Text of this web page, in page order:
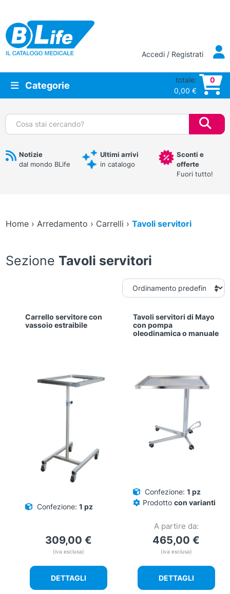
Vai al contenuto principale
Accedi / Registrati
Categorie
totale:
0,00 €
0
Cerca:
Notizie
dal mondo BLife
Ultimi arrivi
in catalogo
Sconti e
offerte
Fuori tutto!
Home› Arredamento › Carrelli › Tavoli servitori
Sezione Tavoli servitori
Carrello servitore con
vassoio estraibile
Confezione: 1 pz
309,00 €
(iva esclusa)
DETTAGLI
Tavoli servitori di Mayo
con pompa
oleodinamica o manuale
Confezione: 1 pz
Prodotto con varianti
A partire da:
465,00 €
(iva esclusa)
DETTAGLI